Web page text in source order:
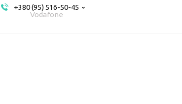
+380 (95) 516-50-45
Vodafone